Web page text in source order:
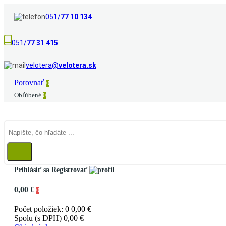
051/77 10 134
051/77 31 415
velotera@velotera.sk
Porovnať 0
Obľúbené 0
Prihlásiť sa Registrovať
0,00 € 0
Počet položiek: 0 0,00 €
Spolu (s DPH) 0,00 €